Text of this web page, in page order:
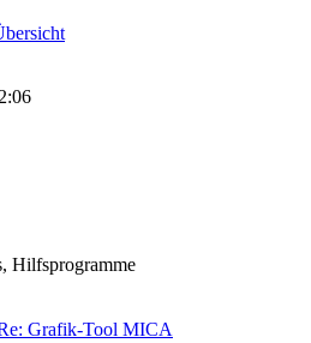
Hilfsprogramme
Grafik-Tool MICA